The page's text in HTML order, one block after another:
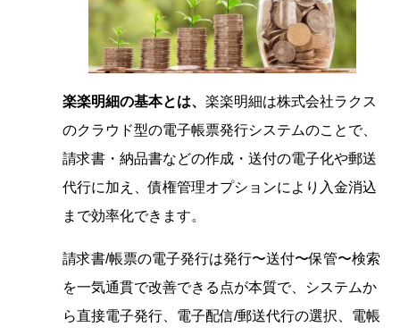
楽楽明細の基本とは、 楽楽明細は株式会社ラクス
のクラウド型の電子帳票発行システムのことで、
請求書・納品書などの作成・送付の電子化や郵送
代行に加え、債権管理オプションにより入金消込
まで効率化できます。
請求書/帳票の電子発行は発行〜送付〜保管〜検索
を一気通貫で改善できる点が本質で、システムか
ら直接電子発行、電子配信/郵送代行の選択、電帳